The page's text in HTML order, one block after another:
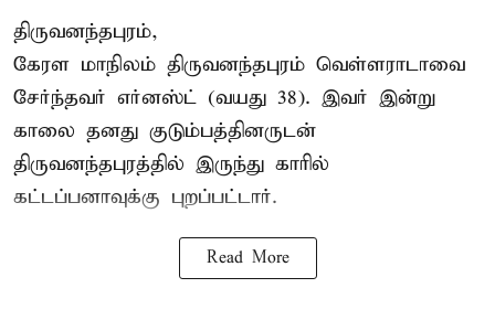
திருவனந்தபுரம்,
கேரள மாநிலம் திருவனந்தபுரம் வெள்ளராடாவை
சேர்ந்தவர் எர்னஸ்ட் (வயது 38). இவர் இன்று
காலை தனது குடும்பத்தினருடன்
திருவனந்தபுரத்தில் இருந்து காரில்
கட்டப்பனாவுக்கு புறப்பட்டார்.
Read More